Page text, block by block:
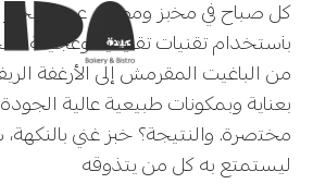
ﻛﻞ ﺻﺒﺎح في ﻣﺨبز وﻣﻄﻌﻢ ﻋﻴﺪة، ﻧﺨبز
ﺑﺎﺳﺘﺨﺪام ﺗﻘﻨﻴﺎت ﺗﻘﻠﻴﺪﻳﺔ وﻋﺠﻴﻨﺔ
ﻣﻦ اﻟﺒﺎﻏﻴﺖ اﻟﻤﻘﺮﻣﺶ إلى اﻷرﻏﻔﺔ
ﺑﻌﻨﺎﻳﺔ وﺑﻤﻜﻮﻧﺎت ﻃﺒﻴﻌﻴﺔ ﻋﺎﻟﻴﺔ
ﻣﺨﺘصرة. واﻟﻨﺘﻴﺠﺔ؟ خبز غني
ﻟﻴﺴﺘﻤﺘﻊ ﺑﻪ ﻛﻞ ﻣﻦ ﻳﺘﺬوﻗﻪ